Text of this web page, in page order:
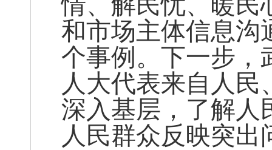
和市场主体信息沟
个事例。下一步，
人大代表来自人
深入基层，了解人
人民群众反